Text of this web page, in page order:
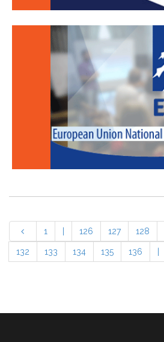
1 126 127 128
132 133 134 135 136